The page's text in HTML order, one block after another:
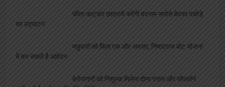
फीता काटकर छात्रायें करेंगी बदनाम समोसे बेवफा पकोड़े
का उद्घाटन
मछुवारों को मिला एक और अवसर, निषादराज बोट योजना
में कर सकते है आवेदन
बेरोजगारों को निशुल्क मिलेगा दोना पत्तल और पॉपकॉर्न